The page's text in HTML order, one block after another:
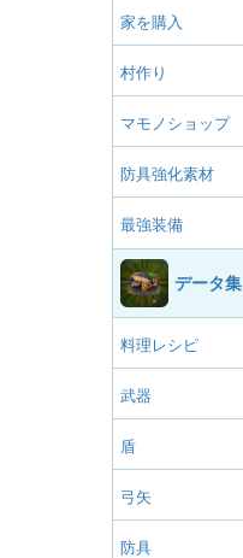
家を購入
村作り
マモノショップ
防具強化素材
最強装備
データ集
料理レシピ
武器
盾
弓矢
防具